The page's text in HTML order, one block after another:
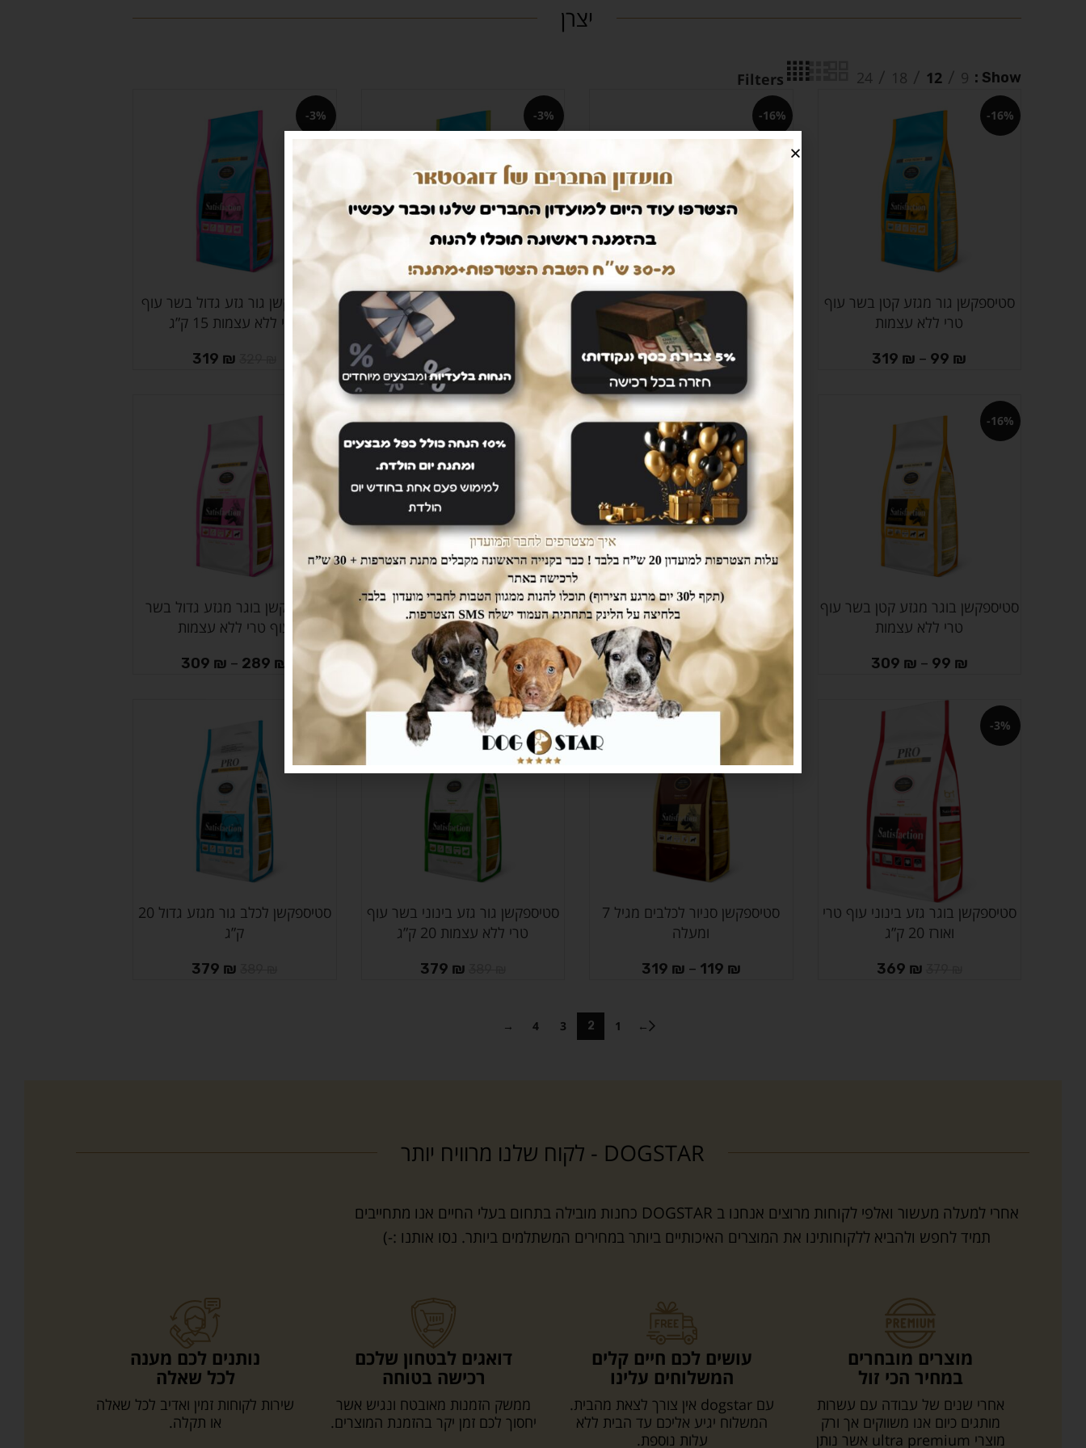
יצרן
Show
9
12
18
24
Filters
-16%
בחר אפשרויות
סטיספקשן גור מגזע קטן בשר עוף
טרי ללא עצמות
99 ₪
–
319 ₪
-16%
הוספה לסל
2 יח סטיספקשן גור מגזע קטן בשר
עוף טרי ללא עצמות 3 ק”ג
258₪
218₪
-3%
בחר אפשרויות
סטיספקשן גור מגזע בינוני בשר עוף
טרי ללא עצמות
309
-3%
הוספה לסל
סטיספקשן גור גזע גדול בשר עוף
טרי ללא עצמות 15 ק”ג
319 ₪
-16%
בחר אפשרויות
סטיספקשן בוגר מגזע קטן בשר עוף
טרי ללא עצמות
99 ₪
–
309 ₪
סטיספקשן בוגר מגזע בינוני בשר
עוף טרי ללא עצמות 15 ק”ג
319 ₪
309₪
-3%
הוספה לסל
סטיספקשן בוגר מגזע גדול בשר
עוף טרי ללא עצמות 20 ק”ג
379₪
369₪
-3%
בחר אפשרויות
סטיספקשן בוגר מגזע גדול בשר
עוף טרי ללא עצמות
289 ₪
–
309 ₪
-3%
הוספה לסל
סטיספקשן בוגר גזע בינוני עוף טרי
ואורז 20 ק”ג
369 ₪
בחר אפשרויות
סטיספקשן סניור לכלבים מגיל 7
ומעלה
119 ₪
–
319 ₪
-3%
הוספה לסל
סטיספקשן גור גזע בינוני בשר עוף
טרי ללא עצמות 20 ק”ג
379 ₪
הוספה לסל
סטיספקשן לכלב גור מגזע גדול 20
ק”ג
379 ₪
←
1
2
3
4
→
DOGSTAR - לקוח שלנו מרוויח יותר
אחרי למעלה מעשור ואלפי לקוחות מרוצים אנחנו ב DOGSTAR כחנות מובילה בתחום בעלי החיים אנו מתחייבים
תמיד לחפש ולהביא ללקוחותינו את המוצרים האיכותיים ביותר במחירים המשתלמים ביותר. נסו אותנו :-)
מוצרים מובחרים
במחיר הכי זול
אחרי שנים של עבודה עם עשרות
מותגים כיום אנו משווקים אך ורק
מוצרי ultra premium אשר נותן
עושים לכם חיים קלים
המשלוחים עלינו
עם dogstar אין צורך לצאת מהבית.
המשלוח יגיע אליכם עד הבית ללא
עלות נוספת.
דואגים לבטחון שלכם
רכישה בטוחה
ממשק הזמנות מאובטח ונגיש אשר
יחסוך לכם זמן יקר בהזמנת המוצרים.
נותנים לכם מענה
לכל שאלה
שירות לקוחות זמין ואדיב לכל שאלה
או תקלה.